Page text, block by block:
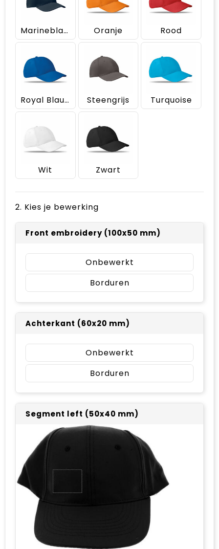
Marineblauw Oranje Rood
Royal Blauw Steengrijs Turquoise
Wit Zwart
2. Kies je bewerking
Front embroidery (100x50 mm)
Onbewerkt
Borduren
Achterkant (60x20 mm)
Onbewerkt
Borduren
Segment left (50x40 mm)